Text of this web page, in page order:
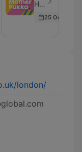
Pukka
Anna
Heart - ตอน 266
25 Oct 2024
london/